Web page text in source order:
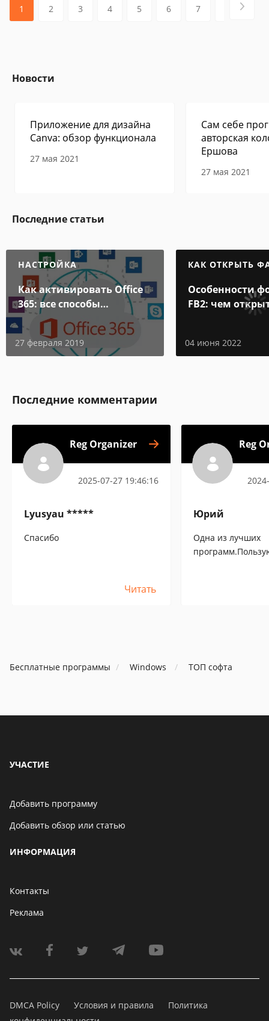
1 2 3 4 5 6 7
Новости
Приложение для дизайна
Canva: обзор функционала
27 мая 2021
Сам себе
авторская
Ершова
27 мая 2021
Последние статьи
НАСТРОЙКА
Как активировать Office
365: все способы
активации
27 февраля 2019
КАК ОТКРЫТЬ
Особенности
FB2: чем
электронной
04 июня 2022
Последние комментарии
Reg Organizer
2025-07-27 19:46:16
Lyusyau *****
Спасибо
Читать
Reg
Юрий
Одна из лучших
Бесплатные программы Windows ТОП софта
УЧАСТИЕ
Добавить программу
Добавить обзор или статью
ИНФОРМАЦИЯ
Контакты
Реклама
DMCA Policy Условия и правила
Политика